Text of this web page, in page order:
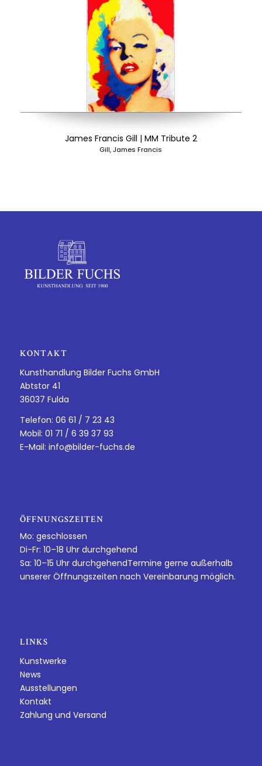
James Francis Gill | MM Tribute 2
Gill, James Francis
KONTAKT
Kunsthandlung Bilder Fuchs GmbH
Abtstor 41
36037 Fulda
Telefon: 06 61 / 7 23 43
Mobil: 01 71 / 6 39 37 93
E-Mail: info@bilder-fuchs.de
ÖFFNUNGSZEITEN
Mo: geschlossen
Di-Fr: 10–18 Uhr durchgehend
Sa: 10–15 Uhr durchgehendTermine gerne außerhalb
unserer Öffnungszeiten nach Vereinbarung möglich.
LINKS
Kunstwerke
News
Ausstellungen
Kontakt
Zahlung und Versand